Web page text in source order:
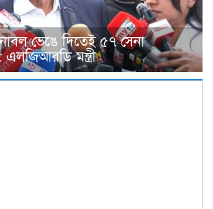
ভেঙে দিতেই ৫৭ সেনা
এলজিআরডি মন্ত্রী